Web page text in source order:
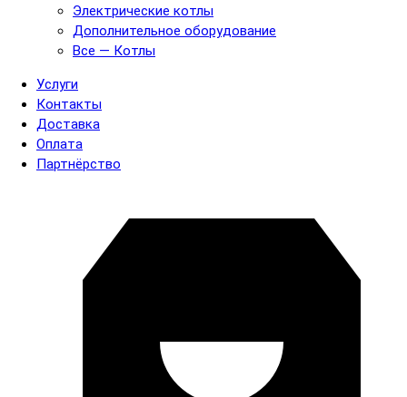
Электрические котлы
Дополнительное оборудование
Все — Котлы
Услуги
Контакты
Доставка
Оплата
Партнёрство